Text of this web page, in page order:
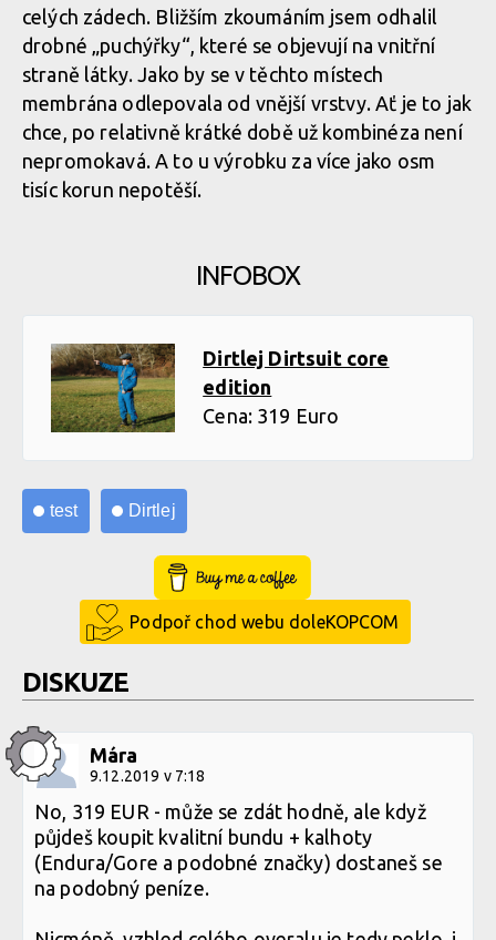
celých zádech. Bližším zkoumáním jsem odhalil
drobné „puchýřky“, které se objevují na vnitřní
straně látky. Jako by se v těchto místech
membrána odlepovala od vnější vrstvy. Ať je to jak
chce, po relativně krátké době už kombinéza není
nepromokavá. A to u výrobku za více jako osm
tisíc korun nepotěší.
INFOBOX
Dirtlej Dirtsuit core
edition
Cena: 319 Euro
test Dirtlej
Buy Me a Coffee
Podpoř chod webu doleKOPCOM
DISKUZE
Mára
9.12.2019 v 7:18
No, 319 EUR - může se zdát hodně, ale když
půjdeš koupit kvalitní bundu + kalhoty
(Endura/Gore a podobné značky) dostaneš se
na podobný peníze.